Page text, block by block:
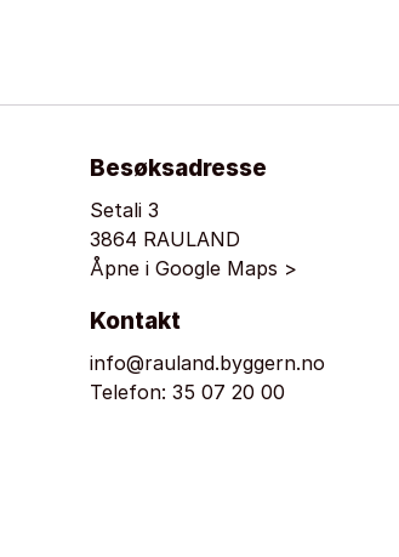
Besøksadresse
Setali 3
3864 RAULAND
Åpne i Google Maps >
Kontakt
info@rauland.byggern.no
Telefon: 35 07 20 00